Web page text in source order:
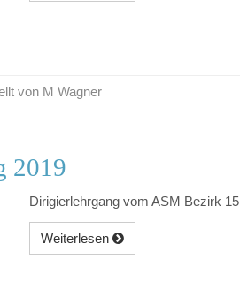
von M Wagner
2019
Dirigierlehrgang vom ASM Bezirk 15
Weiterlesen